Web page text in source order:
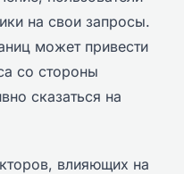
на свои запросы.
может привести
со стороны
сказаться на
влияющих на